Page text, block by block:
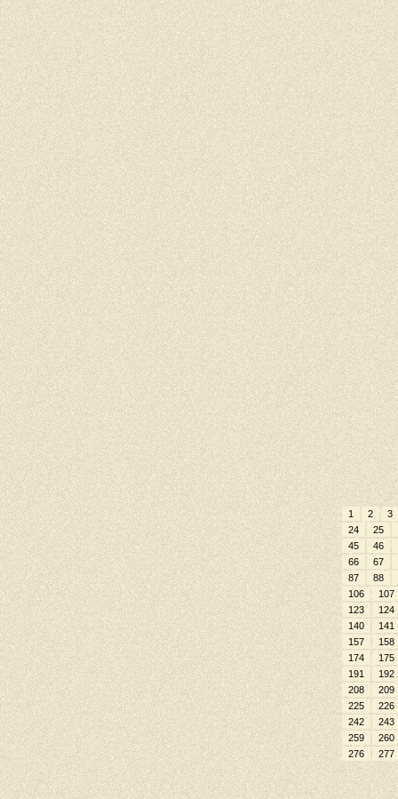
1 2
3
24
25
45
46
66
67
87
88
106
107
123
124
140
141
157
158
174
175
191
192
208
209
225
226
242
243
259
260
276
277